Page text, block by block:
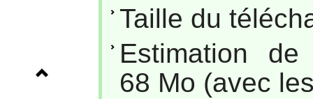
Taille du
Estimation
68 Mo (avec